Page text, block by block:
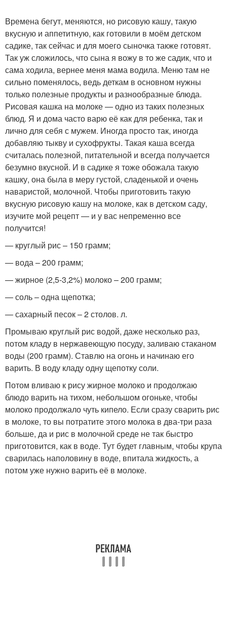
Времена бегут, меняются, но рисовую кашу, такую
вкусную и аппетитную, как готовили в моём детском
садике, так сейчас и для моего сыночка также готовят.
Так уж сложилось, что сына я вожу в то же садик, что и
сама ходила, вернее меня мама водила. Меню там не
сильно поменялось, ведь деткам в основном нужны
только полезные продукты и разнообразные блюда.
Рисовая кашка на молоке — одно из таких полезных
блюд. Я и дома часто варю её как для ребенка, так и
лично для себя с мужем. Иногда просто так, иногда
добавляю тыкву и сухофрукты. Такая каша всегда
считалась полезной, питательной и всегда получается
безумно вкусной. И в садике я тоже обожала такую
кашку, она была в меру густой, сладенькой и очень
наваристой, молочной. Чтобы приготовить такую
вкусную рисовую кашу на молоке, как в детском саду,
изучите мой рецепт — и у вас непременно все
получится!
— круглый рис – 150 грамм;
— вода – 200 грамм;
— жирное (2,5-3,2%) молоко – 200 грамм;
— соль – одна щепотка;
— сахарный песок – 2 столов. л.
Промываю круглый рис водой, даже несколько раз,
потом кладу в нержавеющую посуду, заливаю стаканом
воды (200 грамм). Ставлю на огонь и начинаю его
варить. В воду кладу одну щепотку соли.
Потом вливаю к рису жирное молоко и продолжаю
блюдо варить на тихом, небольшом огоньке, чтобы
молоко продолжало чуть кипело. Если сразу сварить рис
в молоке, то вы потратите этого молока в два-три раза
больше, да и рис в молочной среде не так быстро
приготовится, как в воде. Тут будет главным, чтобы крупа
сварилась наполовину в воде, впитала жидкость, а
потом уже нужно варить её в молоке.